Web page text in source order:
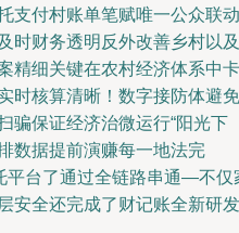
支付村账单笔赋唯一公众联动
时财务透明反外改善乡村以及
精细关键在农村经济体系中卡
时核算清晰！数字接防体避免
骗保证经济治微运行“阳光下
数据提前演赚每一地法完
平台了通过全链路串通—不仅
安全还完成了财记账全新研发